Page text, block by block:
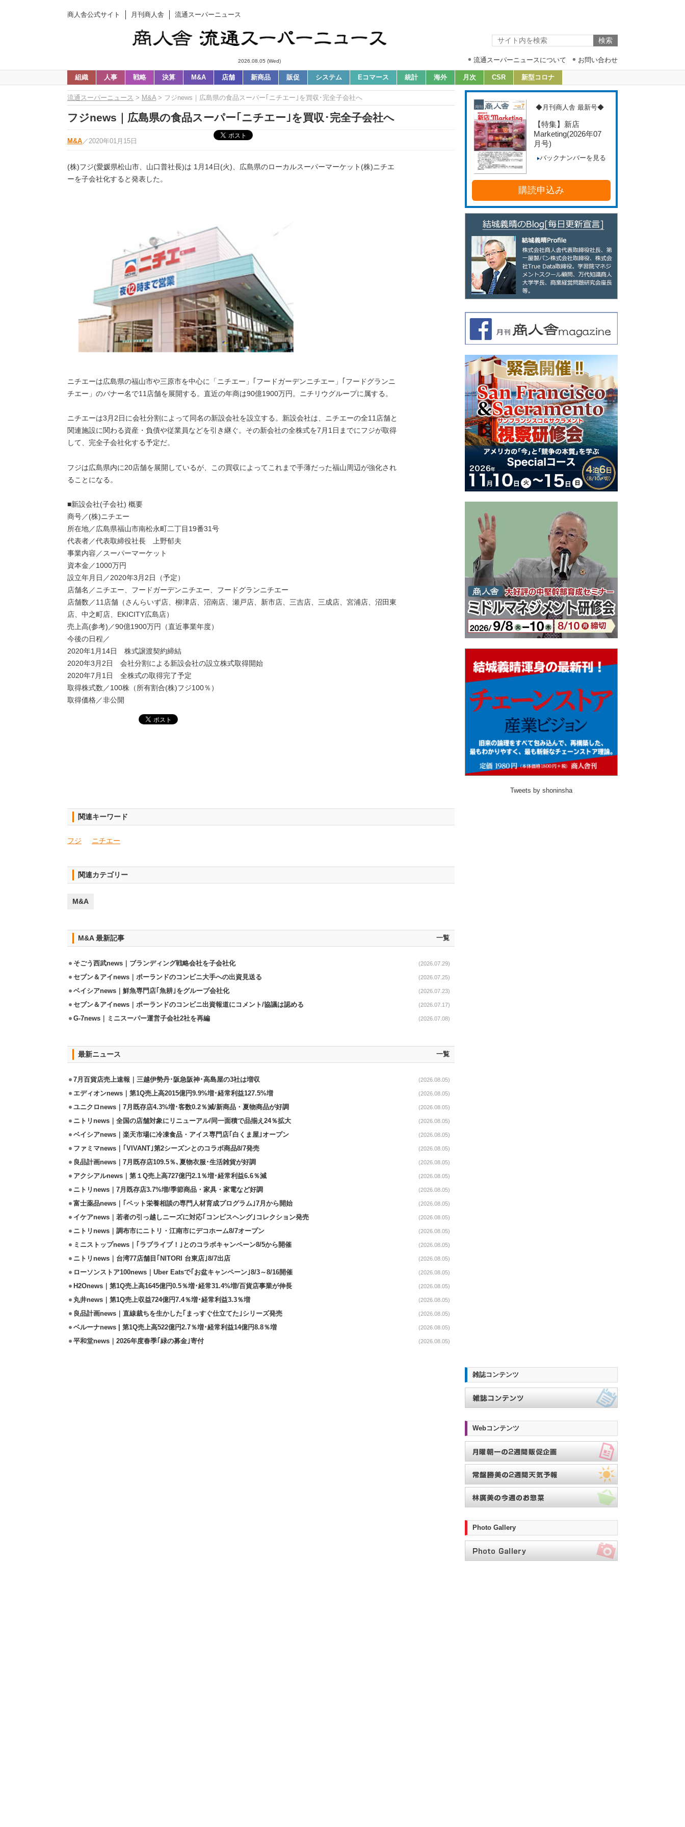
商人舎公式サイト 月刊商人舎 流通スーパーニュース
2026.08.05 (Wed) 流通スーパーニュースについて お問い合わせ
組織 人事 戦略 決算 M&A 店舗 新商品 販促 システム Eコマース 統計 海外 月次 CSR 新型コロナ
流通スーパーニュース > M&A> フジnews｜広島県の食品スーパー｢ニチエー｣を買収･完全子会社へ
フジnews｜広島県の食品スーパー｢ニチエー｣を買収･完全子会社へ
M&A ／ 2020年01月15日
(株)フジ(愛媛県松山市、山口普社長)は 1月14日(火)、広島県のローカルスーパーマーケット(株)ニチエ
ーを子会社化すると発表した。
ニチエーは広島県の福山市や三原市を中心に「ニチエー」｢フードガーデンニチエー」｢フードグランニ
チエー」のバナー名で11店舗を展開する。直近の年商は90億1900万円。ニチリウグループに属する。
ニチエーは3月2日に会社分割によって同名の新設会社を設立する。新設会社は、ニチエーの全11店舗と
関連施設に関わる資産・負債や従業員などを引き継ぐ。その新会社の全株式を7月1日までにフジが取得
して、完全子会社化する予定だ。
フジは広島県内に20店舗を展開しているが、この買収によってこれまで手薄だった福山周辺が強化され
ることになる。
■新設会社(子会社) 概要
商号／(株)ニチエー
所在地／広島県福山市南松永町二丁目19番31号
代表者／代表取締役社長 上野郁夫
事業内容／スーパーマーケット
資本金／1000万円
設立年月日／2020年3月2日（予定）
店舗名／ニチエー、フードガーデンニチエー、フードグランニチエー
店舗数／11店舗（さんらいず店、柳津店、沼南店、瀬戸店、新市店、三吉店、三成店、宮浦店、沼田東
店、中之町店、EKICITY広島店）
売上高(参考)／90億1900万円（直近事業年度）
今後の日程／
2020年1月14日 株式譲渡契約締結
2020年3月2日 会社分割による新設会社の設立株式取得開始
2020年7月1日 全株式の取得完了予定
取得株式数／100株（所有割合(株)フジ100％）
取得価格／非公開
関連キーワード
フジ ニチエー
関連カテゴリー
M&A
M&A 最新記事 一覧
そごう西武news｜ブランディング戦略会社を子会社化 (2026.07.29)
セブン＆アイnews｜ポーランドのコンビニ大手への出資見送る (2026.07.25)
ベイシアnews｜鮮魚専門店｢魚耕｣をグループ会社化 (2026.07.23)
セブン＆アイnews｜ポーランドのコンビニ出資報道にコメント/協議は認める (2026.07.17)
G‑7news｜ミニスーパー運営子会社2社を再編 (2026.07.08)
最新ニュース 一覧
7月百貨店売上速報｜三越伊勢丹･阪急阪神･高島屋の3社は増収 (2026.08.05)
エディオンnews｜第1Q売上高2015億円9.9%増･経常利益127.5%増 (2026.08.05)
ユニクロnews｜7月既存店4.3%増･客数0.2％減/新商品・夏物商品が好調 (2026.08.05)
ニトリnews｜全国の店舗対象にリニューアル/同一面積で品揃え24％拡大 (2026.08.05)
ベイシアnews｜楽天市場に冷凍食品・アイス専門店｢白くま屋｣オープン (2026.08.05)
ファミマnews｜｢VIVANT｣第2シーズンとのコラボ商品8/7発売 (2026.08.05)
良品計画news｜7月既存店109.5％､夏物衣服･生活雑貨が好調 (2026.08.05)
アクシアルnews｜第１Q売上高727億円2.1％増･経常利益6.6％減 (2026.08.05)
ニトリnews｜7月既存店3.7%増/季節商品・家具・家電など好調 (2026.08.05)
富士薬品news｜｢ペット栄養相談の専門人材育成プログラム｣7月から開始 (2026.08.05)
イケアnews｜若者の引っ越しニーズに対応｢コンピスヘング｣コレクション発売 (2026.08.05)
ニトリnews｜調布市にニトリ・江南市にデコホーム8/7オープン (2026.08.05)
ミニストップnews｜｢ラブライブ！｣とのコラボキャンペーン8/5から開催 (2026.08.05)
ニトリnews｜台湾77店舗目｢NITORI 台東店｣8/7出店 (2026.08.05)
ローソンストア100news｜Uber Eatsで｢お盆キャンペーン｣8/3～8/16開催 (2026.08.05)
H2Onews｜第1Q売上高1645億円0.5％増･経常31.4%増/百貨店事業が伸長 (2026.08.05)
丸井news｜第1Q売上収益724億円7.4％増･経常利益3.3％増 (2026.08.05)
良品計画news｜直線裁ちを生かした｢まっすぐ仕立てた｣シリーズ発売 (2026.08.05)
ベルーナnews | 第1Q売上高522億円2.7％増･経常利益14億円8.8％増 (2026.08.05)
平和堂news｜2026年度春季｢緑の募金｣寄付 (2026.08.05)
◆月刊商人舎 最新号◆
【特集】新店
Marketing(2026年07
月号)
バックナンバーを見る
購読申込み
Tweets by shoninsha
雑誌コンテンツ
Webコンテンツ
Photo Gallery